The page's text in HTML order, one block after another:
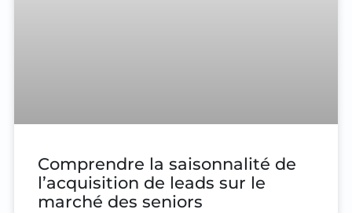
Comprendre la saisonnalité de
l’acquisition de leads sur le
marché des seniors